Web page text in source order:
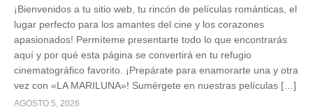
¡Bienvenidos a tu sitio web, tu rincón de películas románticas, el
lugar perfecto para los amantes del cine y los corazones
apasionados! Permíteme presentarte todo lo que encontrarás
aquí y por qué esta página se convertirá en tu refugio
cinematográfico favorito. ¡Prepárate para enamorarte una y otra
vez con «LA MARILUNA»! Sumérgete en nuestras películas […]
AGOSTO 5, 2026